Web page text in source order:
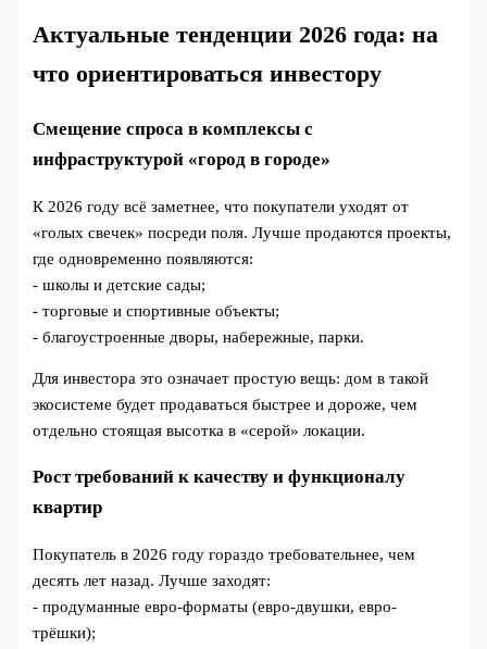
Актуальные тенденции 2026 года: на
что ориентироваться инвестору
Смещение спроса в комплексы с
инфраструктурой «город в городе»
К 2026 году всё заметнее, что покупатели уходят от
«голых свечек» посреди поля. Лучше продаются проекты,
где одновременно появляются:
- школы и детские сады;
- торговые и спортивные объекты;
- благоустроенные дворы, набережные, парки.
Для инвестора это означает простую вещь: дом в такой
экосистеме будет продаваться быстрее и дороже, чем
отдельно стоящая высотка в «серой» локации.
Рост требований к качеству и функционалу
квартир
Покупатель в 2026 году гораздо требовательнее, чем
десять лет назад. Лучше заходят:
- продуманные евро-форматы (евро-двушки, евро-
трёшки);